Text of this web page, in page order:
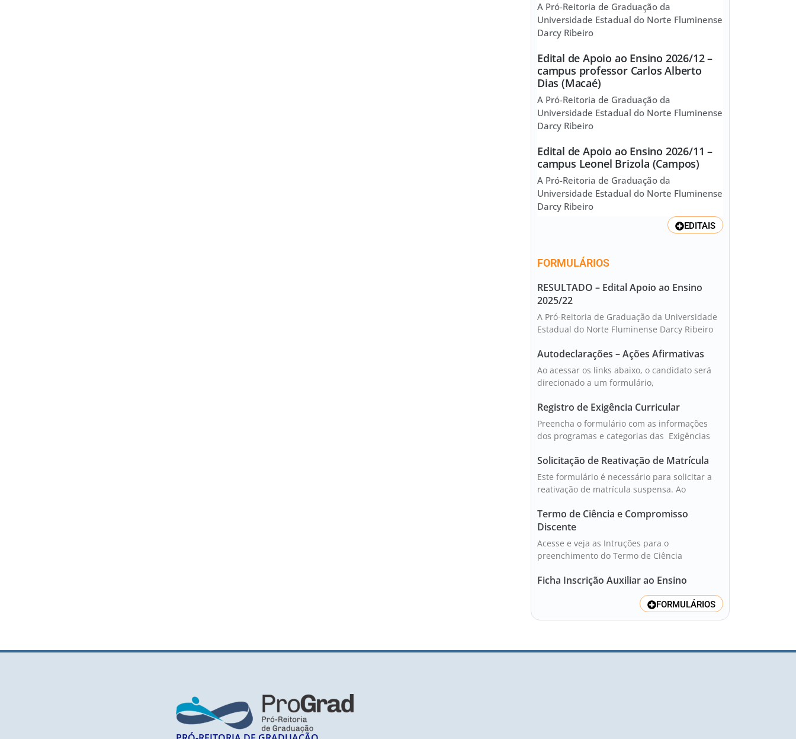
A Pró-Reitoria de Graduação da
Universidade Estadual do Norte Fluminense
Darcy Ribeiro
Edital de Apoio ao Ensino 2026/12 –
campus professor Carlos Alberto
Dias (Macaé)
A Pró-Reitoria de Graduação da
Universidade Estadual do Norte Fluminense
Darcy Ribeiro
Edital de Apoio ao Ensino 2026/11 –
campus Leonel Brizola (Campos)
A Pró-Reitoria de Graduação da
Universidade Estadual do Norte Fluminense
Darcy Ribeiro
EDITAIS
FORMULÁRIOS
RESULTADO – Edital Apoio ao Ensino
2025/22
A Pró-Reitoria de Graduação da Universidade
Estadual do Norte Fluminense Darcy Ribeiro
Autodeclarações – Ações Afirmativas
Ao acessar os links abaixo, o candidato será
direcionado a um formulário,
Registro de Exigência Curricular
Preencha o formulário com as informações
dos programas e categorias das Exigências
Solicitação de Reativação de Matrícula
Este formulário é necessário para solicitar a
reativação de matrícula suspensa. Ao
Termo de Ciência e Compromisso
Discente
Acesse e veja as Intruções para o
preenchimento do Termo de Ciência
Ficha Inscrição Auxiliar ao Ensino
FORMULÁRIOS